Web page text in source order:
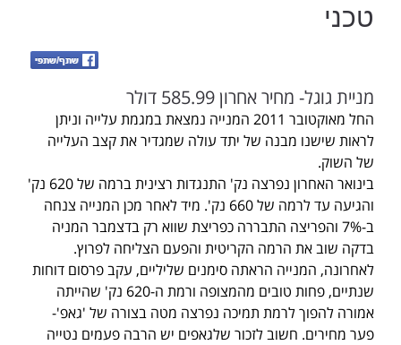
טכני
מניית גוגל- מחיר אחרון 585.99 דולר
החל מאוקטובר 2011 המנייה נמצאת במגמת עלייה וניתן
לראות שישנו מבנה של יתד עולה שמגדיר את קצב העלייה
של השוק.
בינואר האחרון נפרצה נק' התנגדות רצינית ברמה של 620 נק'
והגיעה עד לרמה של 660 נק'. מיד לאחר מכן המנייה צנחה
ב-7% והפריצה התבררה כפריצת שווא רק בדצמבר המניה
בדקה שוב את הרמה הקריטית והפעם הצליחה לפרוץ.
לאחרונה, המנייה הראתה סימנים שליליים, עקב פרסום דוחות
שנתיים, פחות טובים מהמצופה ורמת ה-620 נק' שהייתה
אמורה להפוך לרמת תמיכה נפרצה מטה בצורה של 'גאפ'-
פער מחירים. חשוב לזכור שלגאפים יש הרבה פעמים נטייה